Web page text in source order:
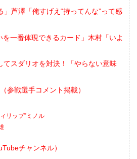
」芦澤「俺すげえ“持ってんな”って感
一番体現できるカード」木村「いよ
てスダリオを対決！「やらない意味
参戦選手コメント掲載）
リップ”ミノル
チャンネル）